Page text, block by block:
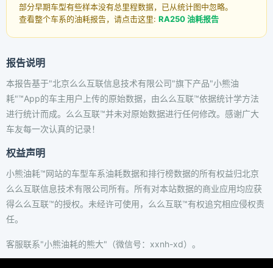
部分早期车型有些样本没有总里程数据，已从统计图中忽略。
查看整个车系的油耗报告，请点击这里: RA250 油耗报告
报告说明
本报告基于"北京么么互联信息技术有限公司"旗下产品"小熊油
耗"™App的车主用户上传的原始数据，由么么互联™依据统计学方法
进行统计而成。么么互联™并未对原始数据进行任何修改。感谢广大
车友每一次认真的记录！
权益声明
小熊油耗™网站的车型车系油耗数据和排行榜数据的所有权益归北京
么么互联信息技术有限公司所有。所有对本站数据的商业应用均应获
得么么互联™的授权。未经许可使用，么么互联™有权追究相应侵权责
任。
客服联系"小熊油耗的熊大"（微信号：xxnh-xd）。